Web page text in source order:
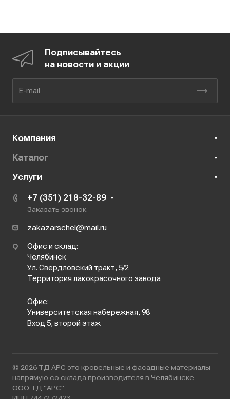
Подписывайтесь
на новости и акции
Компания
Каталог
Услуги
+7 (351) 218-32-89
Заказать звонок
zakazarschel@mail.ru
Офис и склад:
Челябинск
Ул. Свердловский тракт, 5/2
Территория лакокрасочного завода
Офис:
Университетская набережная, 98
Вход 5, второй этаж
© 2026 ТД АРС это кровельные и фасадные материалы
напрямую со склада производителя в Челябинске
ООО ТД "АРС"